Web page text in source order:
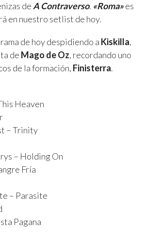
de A Contraverso. «Roma»es
en nuestro setlist de hoy.
de hoy despidiendo a Kiskilla,
de Mago de Oz, recordando uno
de la formación, Finisterra.
Heaven
– Trinity
– Holding On
Fría
– Parasite
Pagana